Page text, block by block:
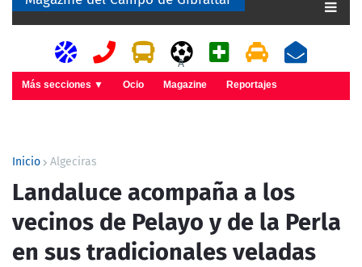
A
Más secciones ▼ Ocio Magazine Reportajes
Inicio Algeciras
Landaluce acompaña a los
vecinos de Pelayo y de la Perla
en sus tradicionales veladas